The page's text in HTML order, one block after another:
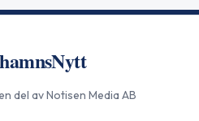
del av Notisen Media AB